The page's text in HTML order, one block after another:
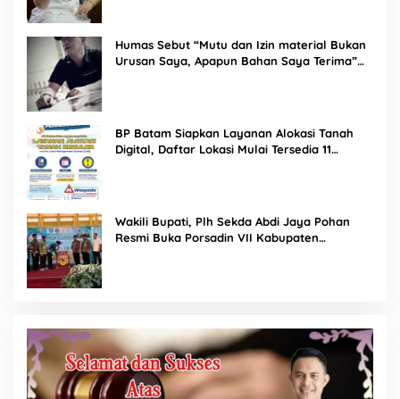
Humas Sebut “Mutu dan Izin material Bukan
Urusan Saya, Apapun Bahan Saya Terima”
BP Batam Siapkan Layanan Alokasi Tanah
Digital, Daftar Lokasi Mulai Tersedia 11
Wakili Bupati, Plh Sekda Abdi Jaya Pohan
Resmi Buka Porsadin VII Kabupaten